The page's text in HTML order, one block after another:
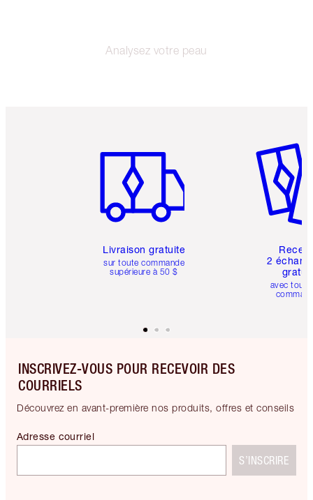
Analysez votre peau
Livraison gratuite
sur toute commande
supérieure à 50 $
2
avec
INSCRIVEZ-VOUS POUR RECEVOIR DES
COURRIELS
Découvrez en avant-première nos produits, offres et conseils
Adresse courriel
S’INSCRIRE